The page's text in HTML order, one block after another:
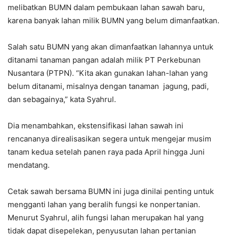
melibatkan BUMN dalam pembukaan lahan sawah baru,
karena banyak lahan milik BUMN yang belum dimanfaatkan.
Salah satu BUMN yang akan dimanfaatkan lahannya untuk
ditanami tanaman pangan adalah milik PT Perkebunan
Nusantara (PTPN). “Kita akan gunakan lahan-lahan yang
belum ditanami, misalnya dengan tanaman jagung, padi,
dan sebagainya,” kata Syahrul.
Dia menambahkan, ekstensifikasi lahan sawah ini
rencananya direalisasikan segera untuk mengejar musim
tanam kedua setelah panen raya pada April hingga Juni
mendatang.
Cetak sawah bersama BUMN ini juga dinilai penting untuk
mengganti lahan yang beralih fungsi ke nonpertanian.
Menurut Syahrul, alih fungsi lahan merupakan hal yang
tidak dapat disepelekan, penyusutan lahan pertanian